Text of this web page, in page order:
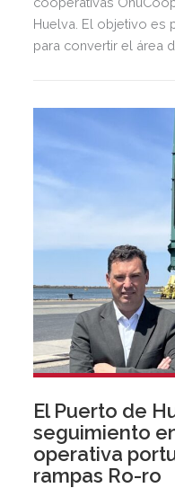
Huelva. El objetivo es
para convertir el área
entidades interesadas
innovación sostenible
El Puerto de
seguimiento
operativa
rampas Ro-ro